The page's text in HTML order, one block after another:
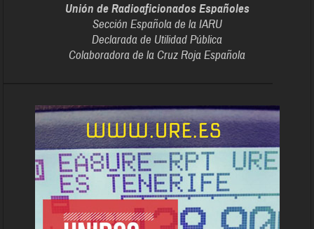
Unión de Radioaficionados Españoles
Sección Española de la IARU
Declarada de Utilidad Pública
Colaboradora de la Cruz Roja Española